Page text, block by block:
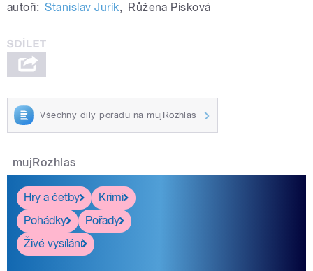
autoři: Stanislav Jurík, Růžena Písková
Všechny díly pořadu na mujRozhlas
mujRozhlas
Hry a četby
Krimi
Pohádky
Pořady
Živé vysílání